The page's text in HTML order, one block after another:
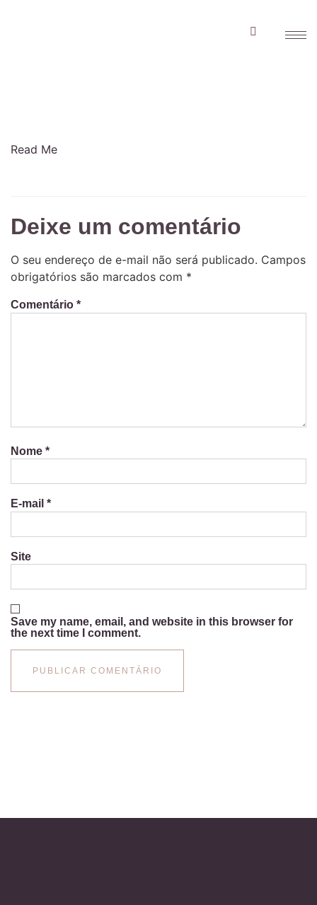
Read Me
Deixe um comentário
O seu endereço de e-mail não será publicado. Campos
obrigatórios são marcados com *
Comentário *
Nome *
E-mail *
Site
Save my name, email, and website in this browser for
the next time I comment.